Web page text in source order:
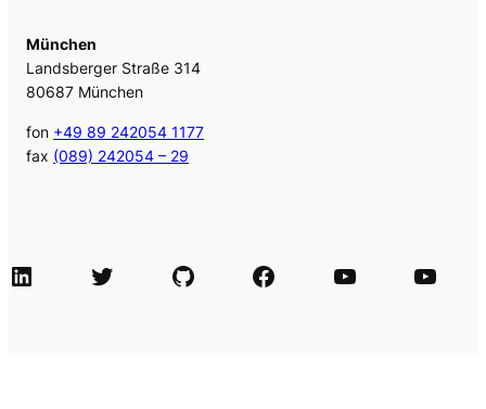
München
Landsberger Straße 314
80687 München
fon +49 89 242054 1177
fax (089) 242054 – 29
LinkedIn Twitter GitHub Facebook Agile Videos Tech-Videos